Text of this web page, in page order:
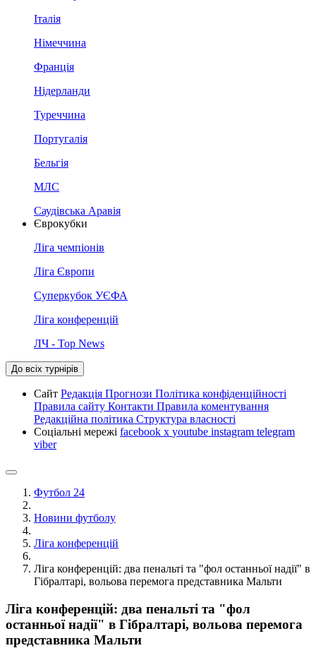
Італія
Німеччина
Франція
Нідерланди
Туреччина
Португалія
Бельгія
МЛС
Саудівська Аравія
Єврокубки
Ліга чемпіонів
Ліга Європи
Суперкубок УЄФА
Ліга конференцій
ЛЧ - Top News
До всіх турнірів
Сайт Редакція Прогнози Політика конфіденційності
Правила сайту Контакти Правила коментування
Редакційна політика Структура власності
Соціальні мережі facebook x youtube instagram telegram
viber
Футбол 24
Новини футболу
Ліга конференцій
Ліга конференцій: два пенальті та "фол останньої надії" в
Гібралтарі, вольова перемога представника Мальти
Ліга конференцій: два пенальті та "фол
останньої надії" в Гібралтарі, вольова перемога
представника Мальти